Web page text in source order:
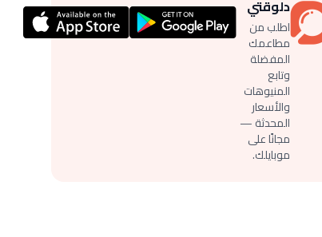
دلوقتي
اطلب من
مطاعمك
المفضلة
وتابع
المنيوهات
والأسعار
المحدثة —
مجانًا على
موبايلك.